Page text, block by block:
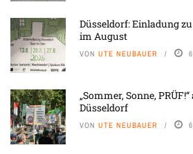
Düsseldorf: Einladung
im August
VON UTE NEUBAUER
„Sommer, Sonne,
Düsseldorf
VON UTE NEUBAUER